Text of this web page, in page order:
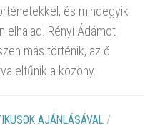
és mindegyik
elhalad. Rényi Ádámot
más történik, az ő
eltűnik a közöny.
AJÁNLÁSÁVAL /